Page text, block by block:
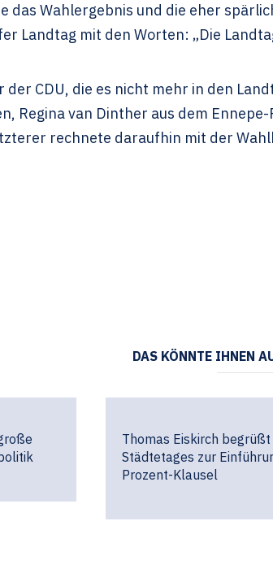
das Wahlergebnis und die eher
Landtag mit den Worten: „Die
CDU, die es nicht mehr in den
Regina van Dinther aus dem
rechnete daraufhin mit der
DAS KÖNNTE IHNEN
Thomas Eiskirch begrüßt
Städtetages zur
Prozent-Klausel